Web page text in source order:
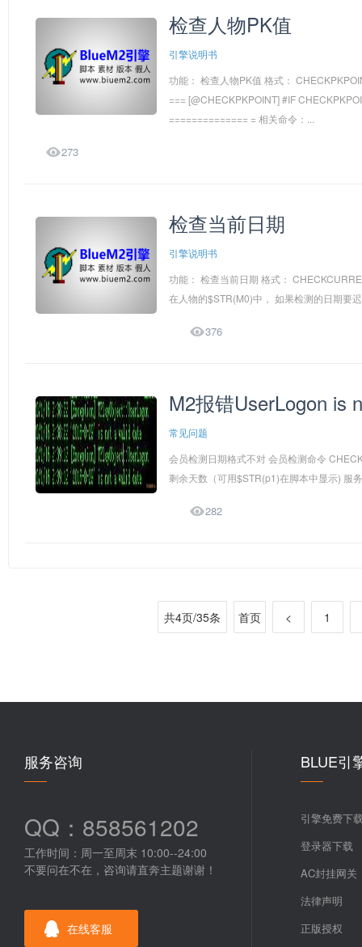
检查人物PK值
引擎说明书
功能： 检查人物PK值 格式：
=== [@CHECKPKPOINT] #IF
============== = 相关命令：...
273
检查当前日期
引擎说明书
功能： 检查当前日期 格式：
在人物的$STR(M0)中， 如果检测的日期要
376
M2报错UserLogon is
常见问题
会员检测日期格式不对 会员检测命令
剩余天数（可用$STR(p1)在脚本中显示) 服
282
共4页/35条 首页 < 1
服务咨询
QQ：858561202
工作时间：周一至周末 10:00--24:00
不要问在不在，咨询请直奔主题谢谢！
在线客服
BLUE引
引擎免费下
登录器下载
AC封挂网关
法律声明
正版授权